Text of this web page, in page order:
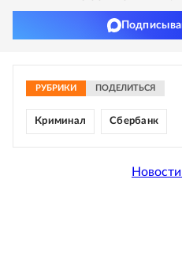
РУБРИКИ ПОДЕЛИТЬСЯ
Криминал Сбербанк